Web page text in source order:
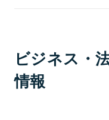
ビジネス・
情報